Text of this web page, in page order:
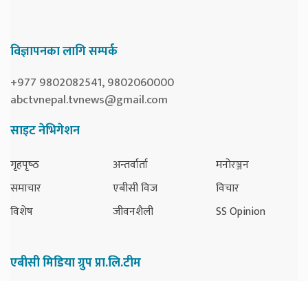
विज्ञापनका लागि सम्पर्क
+977 9802082541, 9802060000
abctvnepal.tvnews@gmail.com
साइट नेभिगेशन
गृहपृष्‍ठ
समाचार
विशेष
अन्तर्वार्ता
एबीसी विज
जीवनशैली
मनोरञ्जन
विचार
SS Opinion
एबीसी मिडिया ग्रुप प्रा.लि.टीम